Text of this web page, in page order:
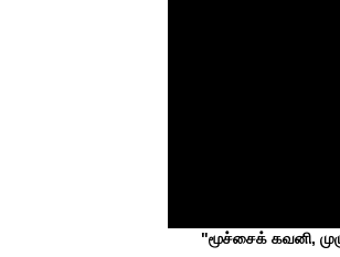
"மூச்சைக் கவனி,